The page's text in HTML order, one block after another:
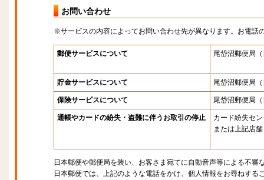
お問い合わせ
※サービスの内容によってお問い合わせ先が異なります。お電話
郵便サービスについて 尾岱沼郵便局
貯金サービスについて 尾岱沼郵便局
保険サービスについて 尾岱沼郵便局
通帳やカードの紛失・盗難に伴うお取引の停止
カード紛失セ
または上記店舗
日本郵便や郵便局を装い、お客さま宛てに自動音声等による不審
日本郵便では、上記のような電話をかけ、個人情報をお尋ねする